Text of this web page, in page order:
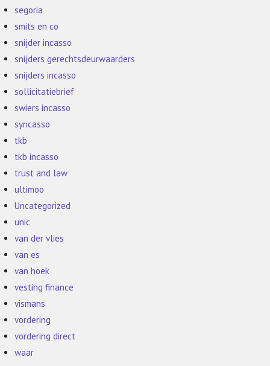
segoria
smits en co
snijder incasso
snijders gerechtsdeurwaarders
snijders incasso
sollicitatiebrief
swiers incasso
syncasso
tkb
tkb incasso
trust and law
ultimoo
Uncategorized
unic
van der vlies
van es
van hoek
vesting finance
vismans
vordering
vordering direct
waar